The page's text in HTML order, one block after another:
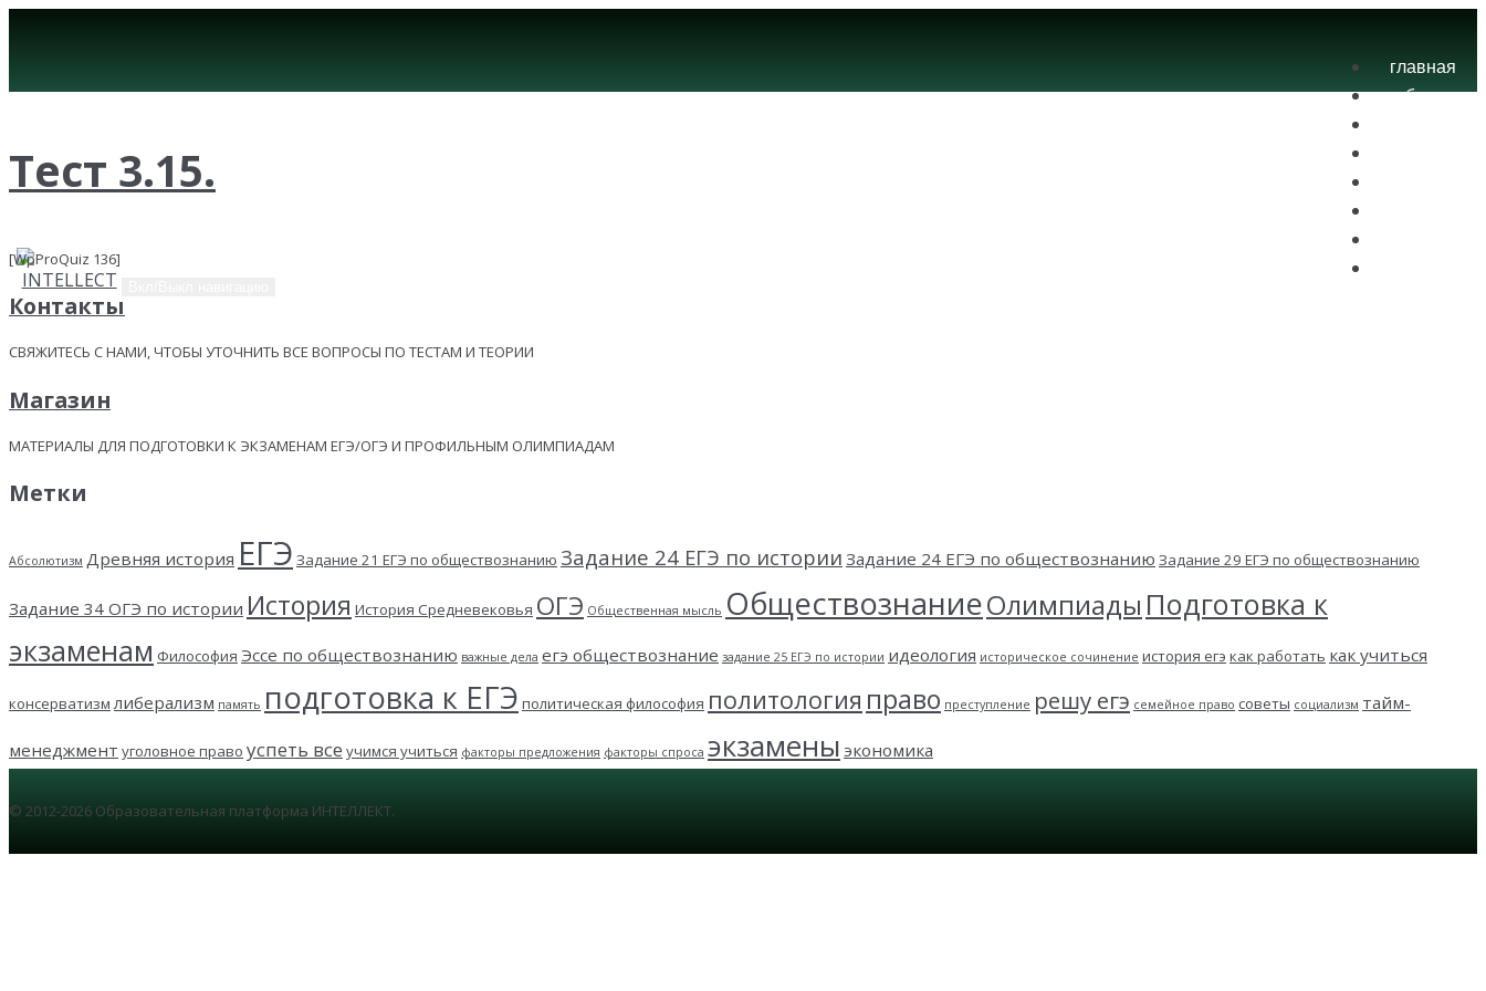
главная
блог
Тест 3.15.
[WpProQuiz 136]
Контакты
СВЯЖИТЕСЬ С НАМИ, ЧТОБЫ УТОЧНИТЬ ВСЕ ВОПРОСЫ ПО ТЕСТАМ И ТЕОРИИ
Магазин
МАТЕРИАЛЫ ДЛЯ ПОДГОТОВКИ К ЭКЗАМЕНАМ ЕГЭ/ОГЭ И ПРОФИЛЬНЫМ ОЛИМПИАДАМ
Метки
Абсолютизм Древняя история ЕГЭ Задание 21 ЕГЭ по обществознанию Задание 24 ЕГЭ по истории Задание 24 ЕГЭ по обществознанию Задание 29 ЕГЭ по обществознанию
Задание 34 ОГЭ по истории История История Средневековья ОГЭ Общественная мысль ОбществознаниеОлимпиады Подготовка к
экзаменам Философия Эссе по обществознанию важные дела егэ обществознание задание 25 ЕГЭ по истории идеология историческое сочинение история егэ как работать как учиться
консерватизм либерализм память подготовка к ЕГЭ политическая философия политология право преступление решу егэ семейное право советы социализм тайм-
менеджмент уголовное право успеть все учимся учиться факторы предложения факторы спроса экзамены экономика
© 2012-2026 Образовательная платформа ИНТЕЛЛЕКТ.